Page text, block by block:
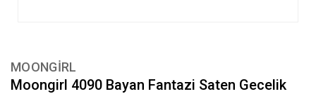
MOONGİRL
Moongirl 4090 Bayan Fantazi Saten Gecelik